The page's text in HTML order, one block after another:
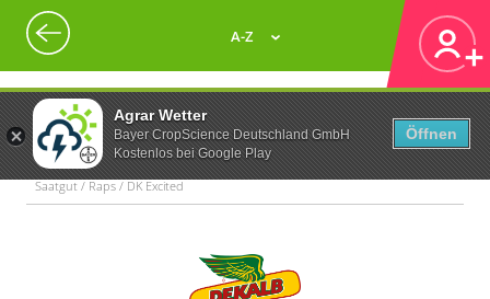
Agrar Wetter
Bayer CropScience Deutschland GmbH
Kostenlos bei Google Play
Öffnen
A-Z
Saatgut / Raps / DK Excited